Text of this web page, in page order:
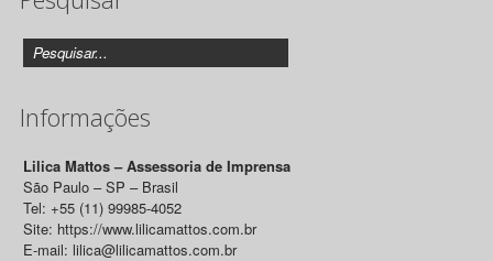
Informações
Lilica Mattos – Assessoria de Imprensa
São Paulo – SP – Brasil
Tel: +55 (11) 99985-4052
Site: https://www.lilicamattos.com.br
E-mail: lilica@lilicamattos.com.br